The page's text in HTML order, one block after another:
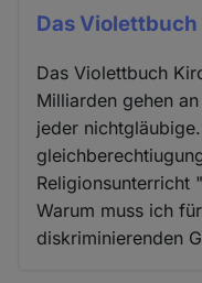
Das Violettbuch
Das Violettbuch
Milliarden gehen
jeder
Religionsunterricht
Warum muss ich
diskriminierenden